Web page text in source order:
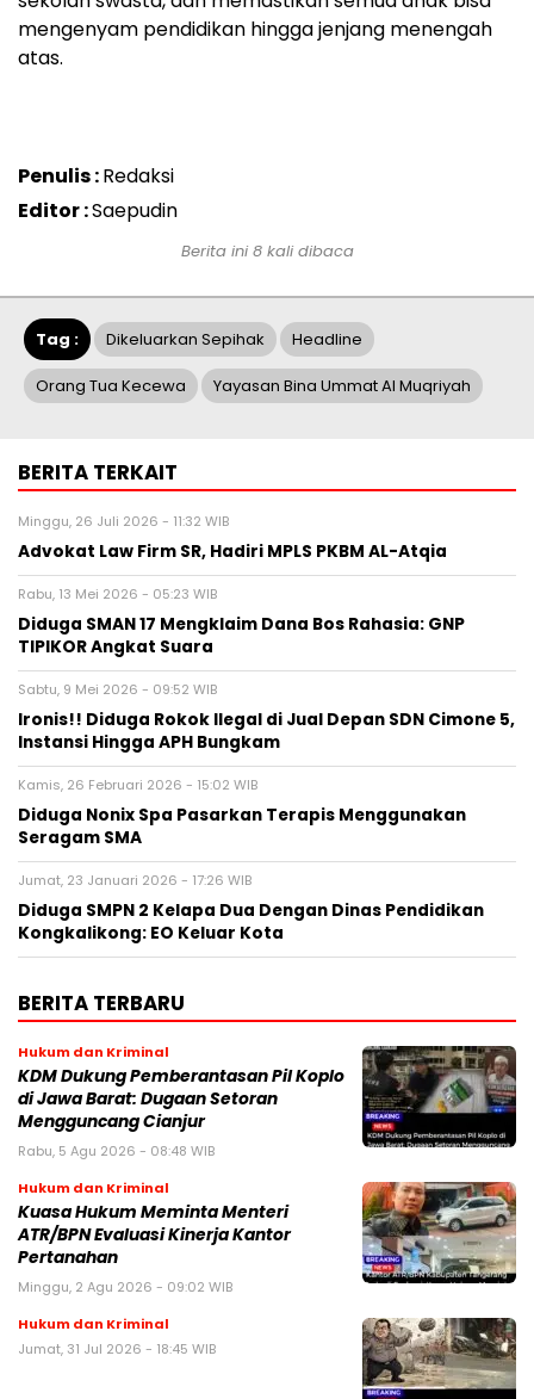
mengenyam pendidikan hingga jenjang menengah
atas.
Penulis :Redaksi
Editor :Saepudin
Berita ini 8 kali dibaca
Tag : Dikeluarkan Sepihak Headline
Orang Tua Kecewa Yayasan Bina Ummat Al Muqriyah
BERITA TERKAIT
Minggu, 26 Juli 2026 - 11:32 WIB
Advokat Law Firm SR, Hadiri MPLS PKBM AL-Atqia
Rabu, 13 Mei 2026 - 05:23 WIB
Diduga SMAN 17 Mengklaim Dana Bos Rahasia: GNP
TIPIKOR Angkat Suara
Sabtu, 9 Mei 2026 - 09:52 WIB
‎Ironis!! Diduga Rokok Ilegal di Jual Depan SDN Cimone 5,
Instansi Hingga APH Bungkam‎‎
Kamis, 26 Februari 2026 - 15:02 WIB
‎Diduga Nonix Spa Pasarkan Terapis Menggunakan
Seragam SMA
Jumat, 23 Januari 2026 - 17:26 WIB
Diduga SMPN 2 Kelapa Dua Dengan Dinas Pendidikan
Kongkalikong: EO Keluar Kota
BERITA TERBARU
Hukum dan Kriminal
KDM Dukung Pemberantasan Pil Koplo
di Jawa Barat: Dugaan Setoran
Mengguncang Cianjur
Rabu, 5 Agu 2026 - 08:48 WIB
Hukum dan Kriminal
Kuasa Hukum Meminta Menteri
ATR/BPN Evaluasi Kinerja Kantor
Pertanahan
Minggu, 2 Agu 2026 - 09:02 WIB
Hukum dan Kriminal
Jumat, 31 Jul 2026 - 18:45 WIB